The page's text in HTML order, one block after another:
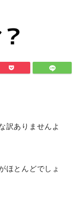
訳ありませんよ
ほとんどでしょ